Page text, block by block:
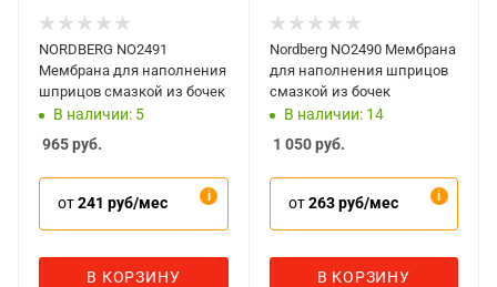
NORDBERG NO2491
Мембрана для наполнения
шприцов смазкой из бочек
В наличии: 5
965руб.
от241 руб/мес
В КОРЗИНУ
Nordberg NO2490 Мембрана
для наполнения шприцов
смазкой из бочек
В наличии: 14
1 050руб.
от263 руб/мес
В КОРЗИНУ